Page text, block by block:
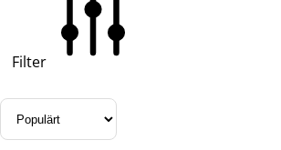
Filter